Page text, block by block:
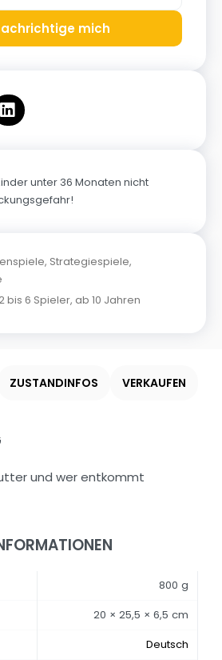
mich
unter 36 Monaten nicht
, Strategiespiele,
bis 6 Spieler, ab 10 Jahren
ZUSTANDINFOS VERKAUFEN
und wer entkommt
800 g
20 × 25,5 × 6,5 cm
Deutsch